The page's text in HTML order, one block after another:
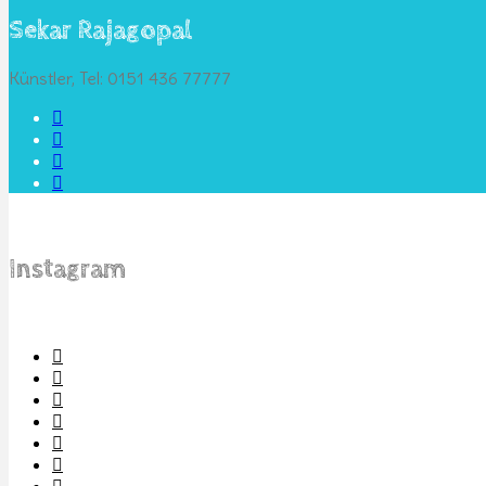
Sekar Rajagopal
Künstler, Tel: 0151 436 77777
Instagram